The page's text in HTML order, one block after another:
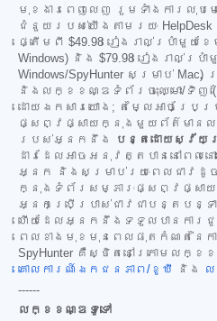
មុខងារពេញលេញ រួមទាំងការលុប
ជំនួយរបស់យើងតាមរយៈ
ផ្តើមពី $49.98 រៀងរាល់ប្រាំមួយខែ
Windows) និង $79.98 រៀងរាល់ប្រាំ
Windows/SpyHunter សម្រាប់
និងលក្ខខណ្ឌទំព័រចុះឈ្មោះ/ទិញ (
ដោយឯកសារយោង; តម្លៃអាចប្រែ
ផ្សព្វផ្សាយក្នុងមួយព័ត៌មានល
របស់អ្នកនឹង
បន្តដោយស្វ័យ
ដារដែលអាចអនុវត្តបាននៅពេលន
អ្នក និងសម្រាប់រយៈពេលជាវដូ
ក្នុងទំព័រសម្ភារៈផ្សព្វផ្សា
អ្នកប្រើប្រាស់ជាវជាបន្តបន្ទ
ហើយដែលអ្នកនឹងទទួលបានការ
ពេលខាងមុខមុនពេលផុតកំណត់នៃ
SpyHunter គឺស្ថិតនៅក្រោមលក្
គោលការណ៍ឯកជនភាព/ខូឃី
និង
------
លក្ខខណ្ឌទូទៅ